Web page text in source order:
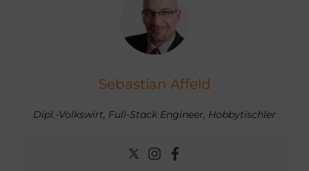
Sebastian Affeld
Dipl.-Volkswirt, Full-Stack Engineer, Hobbytischler